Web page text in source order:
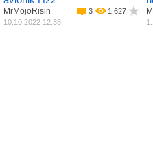
3 1.627
MrMojoRisin
10.10.2022 12:38